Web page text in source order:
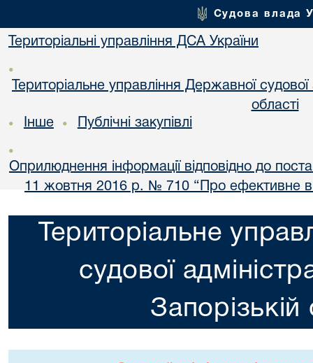
Судова влада
Територіальні управління ДСА України
•
Територіальне управління Державної судової
області
• Інше • Публічні закупівлі
•
Оприлюднення інформації відповідно до
11 жовтня 2016 р. № 710 “Про ефективне
Територіальне
судової
Запорізькій